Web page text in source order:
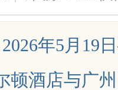
年5月
顿酒店与广